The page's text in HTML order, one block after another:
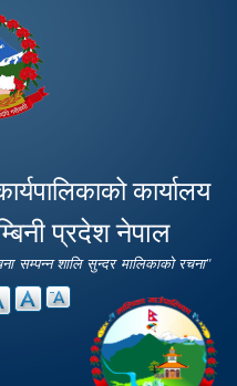
कार्यालय
प्रदेश नेपाल
सम्पन्न शालि सुन्दर मालिकाको रचना"